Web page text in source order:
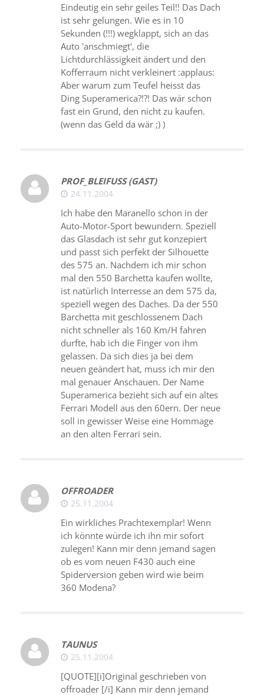
Eindeutig ein sehr geiles Teil!! Das Dach
ist sehr gelungen. Wie es in 10
Sekunden (!!!) wegklappt, sich an das
Auto 'anschmiegt', die
Lichtdurchlässigkeit ändert und den
Kofferraum nicht verkleinert :applaus:
Aber warum zum Teufel heisst das
Ding Superamerica?!?! Das wär schon
fast ein Grund, den nicht zu kaufen.
(wenn das Geld da wär ;) )
PROF_BLEIFUSS (GAST)
24.11.2004
Ich habe den Maranello schon in der
Auto-Motor-Sport bewundern. Speziell
das Glasdach ist sehr gut konzepiert
und passt sich perfekt der Silhouette
des 575 an. Nachdem ich mir schon
mal den 550 Barchetta kaufen wollte,
ist natürlich Interresse an dem 575 da,
speziell wegen des Daches. Da der 550
Barchetta mit geschlossenem Dach
nicht schneller als 160 Km/H fahren
durfte, hab ich die Finger von ihm
gelassen. Da sich dies ja bei dem
neuen geändert hat, muss ich mir den
mal genauer Anschauen. Der Name
Superamerica bezieht sich auf ein altes
Ferrari Modell aus den 60ern. Der neue
soll in gewisser Weise eine Hommage
an den alten Ferrari sein.
OFFROADER
25.11.2004
Ein wirkliches Prachtexemplar! Wenn
ich könnte würde ich ihn mir sofort
zulegen! Kann mir denn jemand sagen
ob es vom neuen F430 auch eine
Spiderversion geben wird wie beim
360 Modena?
TAUNUS
25.11.2004
[QUOTE][i]Original geschrieben von
offroader [/i] Kann mir denn jemand